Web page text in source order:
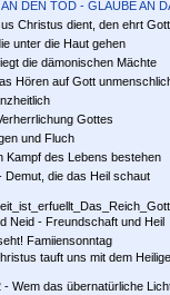
DEN TOD - GLAUBE AN
Christus dient, den ehrt Gott
unter die Haut gehen
die dämonischen Mächte
Hören auf Gott
Gottes
und Fluch
Kampf des Lebens bestehen
die das Heil schaut
Neid - Freundschaft und Heil
Famiiensonntag
tauft uns mit dem
Wem das übernatürliche